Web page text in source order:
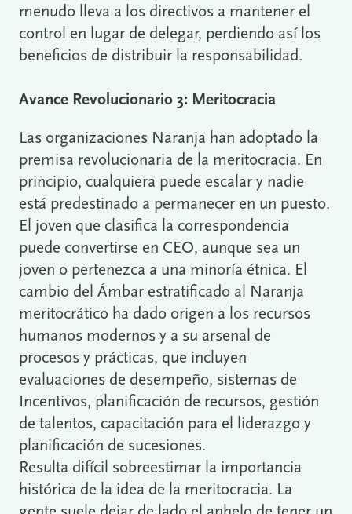
menudo lleva a los directivos a mantener el
control en lugar de delegar, perdiendo así los
beneficios de distribuir la responsabilidad.
Avance Revolucionario 3: Meritocracia
Las organizaciones Naranja han adoptado la
premisa revolucionaria de la meritocracia. En
principio, cualquiera puede escalar y nadie
está predestinado a permanecer en un puesto.
El joven que clasifica la correspondencia
puede convertirse en CEO, aunque sea un
joven o pertenezca a una minoría étnica. El
cambio del Ámbar estratificado al Naranja
meritocrático ha dado origen a los recursos
humanos modernos y a su arsenal de
procesos y prácticas, que incluyen
evaluaciones de desempeño, sistemas de
Incentivos, planificación de recursos, gestión
de talentos, capacitación para el liderazgo y
planificación de sucesiones.
Resulta difícil sobreestimar la importancia
histórica de la idea de la meritocracia. La